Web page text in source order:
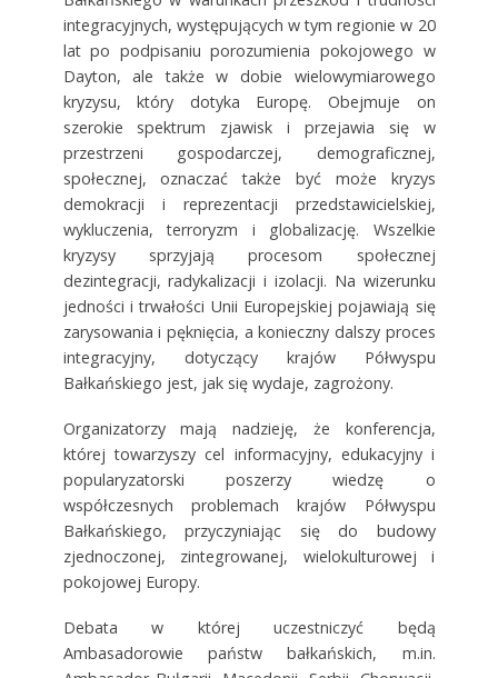
integracyjnych, występujących w tym regionie w 20
lat po podpisaniu porozumienia pokojowego w
Dayton, ale także w dobie wielowymiarowego
kryzysu, który dotyka Europę. Obejmuje on
szerokie spektrum zjawisk i przejawia się w
przestrzeni gospodarczej, demograficznej,
społecznej, oznaczać także być może kryzys
demokracji i reprezentacji przedstawicielskiej,
wykluczenia, terroryzm i globalizację. Wszelkie
kryzysy sprzyjają procesom społecznej
dezintegracji, radykalizacji i izolacji. Na wizerunku
jedności i trwałości Unii Europejskiej pojawiają się
zarysowania i pęknięcia, a konieczny dalszy proces
integracyjny, dotyczący krajów Półwyspu
Bałkańskiego jest, jak się wydaje, zagrożony.
Organizatorzy mają nadzieję, że konferencja,
której towarzyszy cel informacyjny, edukacyjny i
popularyzatorski poszerzy wiedzę o
współczesnych problemach krajów Półwyspu
Bałkańskiego, przyczyniając się do budowy
zjednoczonej, zintegrowanej, wielokulturowej i
pokojowej Europy.
Debata w której uczestniczyć będą
Ambasadorowie państw bałkańskich, m.in.